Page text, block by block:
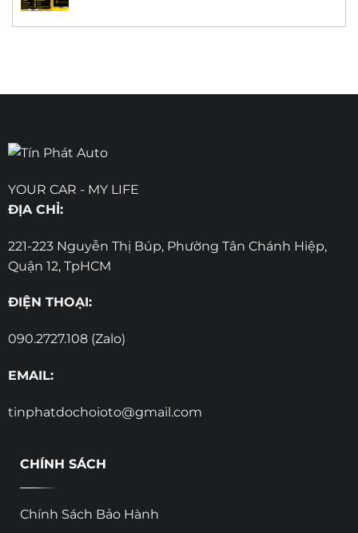
YOUR CAR - MY LIFE
ĐỊA CHỈ:
221-223 Nguyễn Thị Búp, Phường Tân Chánh Hiệp,
Quận 12, TpHCM
ĐIỆN THOẠI:
090.2727.108 (Zalo)
EMAIL:
tinphatdochoioto@gmail.com
CHÍNH SÁCH
Chính Sách Bảo Hành